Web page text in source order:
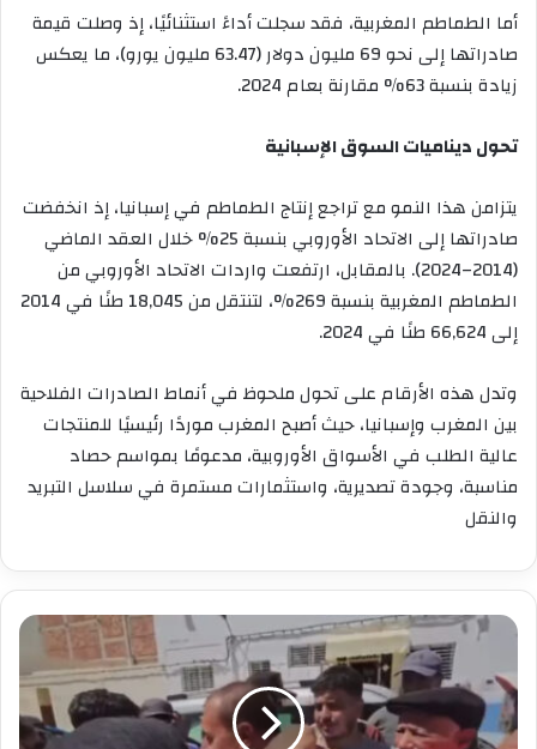
أما الطماطم المغربية، فقد سجلت أداءً استثنائيًا، إذ وصلت قيمة
صادراتها إلى نحو 69 مليون دولار (63.47 مليون يورو)، ما يعكس
زيادة بنسبة 63% مقارنة بعام 2024.
تحول ديناميات السوق الإسبانية
يتزامن هذا النمو مع تراجع إنتاج الطماطم في إسبانيا، إذ انخفضت
صادراتها إلى الاتحاد الأوروبي بنسبة 25% خلال العقد الماضي
(2014–2024). بالمقابل، ارتفعت واردات الاتحاد الأوروبي من
الطماطم المغربية بنسبة 269%، لتنتقل من 18,045 طنًا في 2014
إلى 66,624 طنًا في 2024.
وتدل هذه الأرقام على تحول ملحوظ في أنماط الصادرات الفلاحية
بين المغرب وإسبانيا، حيث أصبح المغرب موردًا رئيسيًا للمنتجات
عالية الطلب في الأسواق الأوروبية، مدعومًا بمواسم حصاد
مناسبة، وجودة تصديرية، واستثمارات مستمرة في سلاسل التبريد
والنقل
ناصر
بالحسيمة
لتوديع
والده